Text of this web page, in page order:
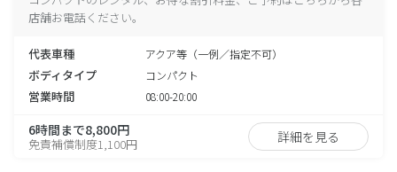
店舗お電話ください。
代表車種 アクア等（一例／指定不可）
ボディタイプ コンパクト
営業時間 08:00-20:00
6時間まで8,800円
免責補償制度1,100円 詳細を見る